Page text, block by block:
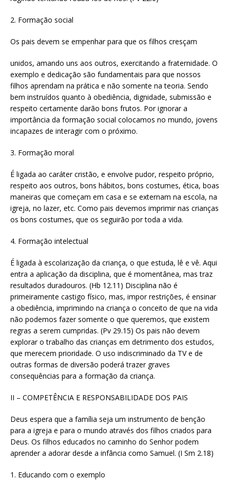
2. Formação social
Os pais devem se empenhar para que os filhos cresçam
unidos, amando uns aos outros, exercitando a fraternidade. O
exemplo e dedicação são fundamentais para que nossos
filhos aprendam na prática e não somente na teoria. Sendo
bem instruídos quanto à obediência, dignidade, submissão e
respeito certamente darão bons frutos. Por ignorar a
importância da formação social colocamos no mundo, jovens
incapazes de interagir com o próximo.
3. Formação moral
É ligada ao caráter cristão, e envolve pudor, respeito próprio,
respeito aos outros, bons hábitos, bons costumes, ética, boas
maneiras que começam em casa e se externam na escola, na
igreja, no lazer, etc. Como pais devemos imprimir nas crianças
os bons costumes, que os seguirão por toda a vida.
4. Formação intelectual
É ligada à escolarização da criança, o que estuda, lê e vê. Aqui
entra a aplicação da disciplina, que é momentânea, mas traz
resultados duradouros. (Hb 12.11) Disciplina não é
primeiramente castigo físico, mas, impor restrições, é ensinar
a obediência, imprimindo na criança o conceito de que na vida
não podemos fazer somente o que queremos, que existem
regras a serem cumpridas. (Pv 29.15) Os pais não devem
explorar o trabalho das crianças em detrimento dos estudos,
que merecem prioridade. O uso indiscriminado da TV e de
outras formas de diversão poderá trazer graves
consequências para a formação da criança.
II – COMPETÊNCIA E RESPONSABILIDADE DOS PAIS
Deus espera que a família seja um instrumento de benção
para a igreja e para o mundo através dos filhos criados para
Deus. Os filhos educados no caminho do Senhor podem
aprender a adorar desde a infância como Samuel. (I Sm 2.18)
1. Educando com o exemplo